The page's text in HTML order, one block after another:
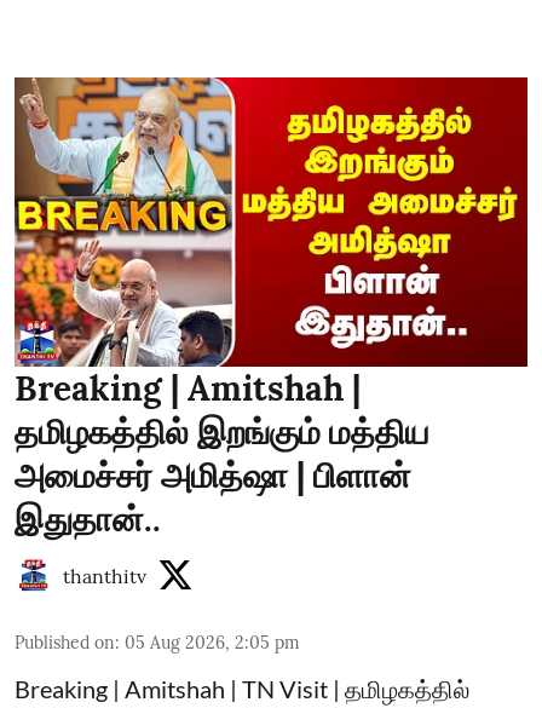
Breaking | Amitshah |
தமிழகத்தில் இறங்கும் மத்திய
அமைச்சர் அமித்ஷா | பிளான்
இதுதான்..
thanthitv
Published on: 05 Aug 2026, 2:05 pm
Breaking | Amitshah | TN Visit | தமிழகத்தில்